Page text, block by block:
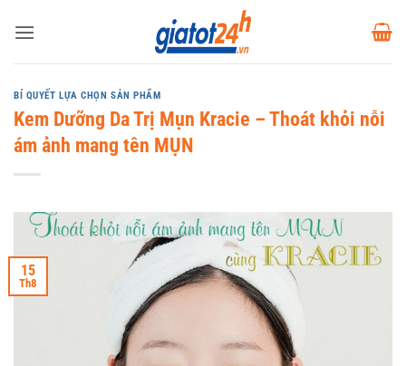
qua
BÍ QUYẾT LỰA CHỌN SẢN PHẨM
Kem Dưỡng Da Trị Mụn Kracie – Thoát khỏi nỗi
ám ảnh mang tên MỤN
15
Th8